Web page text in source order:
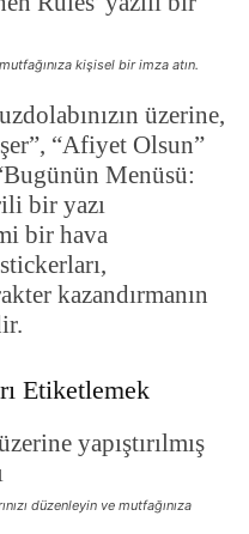
kişisel bir imza atın.
üzerine,
“Afiyet Olsun”
Menüsü:
bir yazı
bir hava
kazandırmanın
Etiketlemek
düzenleyin ve mutfağınıza